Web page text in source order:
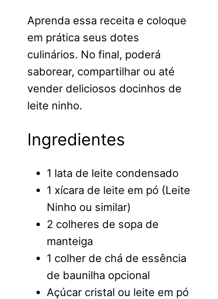
Aprenda essa receita e coloque
em prática seus dotes
culinários. No final, poderá
saborear, compartilhar ou até
vender deliciosos docinhos de
leite ninho.
Ingredientes
1 lata de leite condensado
1 xícara de leite em pó (Leite
Ninho ou similar)
2 colheres de sopa de
manteiga
1 colher de chá de essência
de baunilha opcional
Açúcar cristal ou leite em pó